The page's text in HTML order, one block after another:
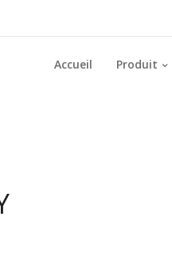
Accueil Produit